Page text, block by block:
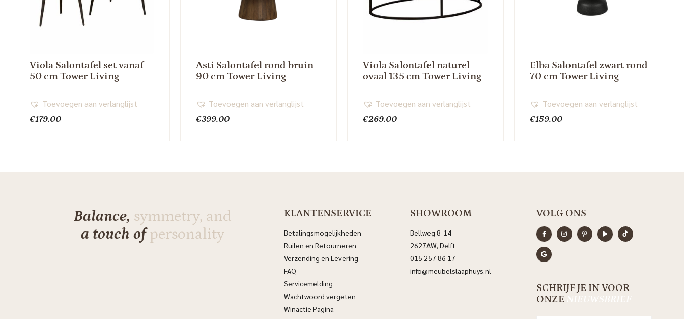
Viola Salontafel set vanaf
50 cm Tower Living
€179.00
Toevoegen aan verlanglijst
Asti Salontafel rond bruin
90 cm Tower Living
€399.00
Toevoegen aan verlanglijst
Viola Salontafel naturel
ovaal 135 cm Tower Living
€269.00
Toevoegen aan verlanglijst
Elba Salontafel zwart rond
70 cm Tower Living
€159.00
Toevoegen aan verlanglijst
Balance, symmetry, and
a touch ofpersonality
KLANTENSERVICE
Betalingsmogelijkheden
Ruilen en Retourneren
Verzending en Levering
FAQ
Servicemelding
Wachtwoord vergeten
Winactie Pagina
SHOWROOM
Bellweg 8-14
2627AW, Delft
015 257 86 17
info@meubelslaaphuys.nl
VOLG ONS
SCHRIJF JE IN VOOR
ONZE NIEUWSBRIEF